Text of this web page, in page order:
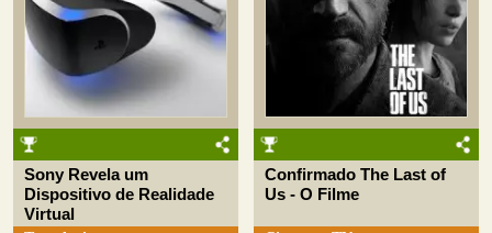
Sony Revela um
Dispositivo de Realidade
Virtual
Confirmado The Last of
Us - O Filme